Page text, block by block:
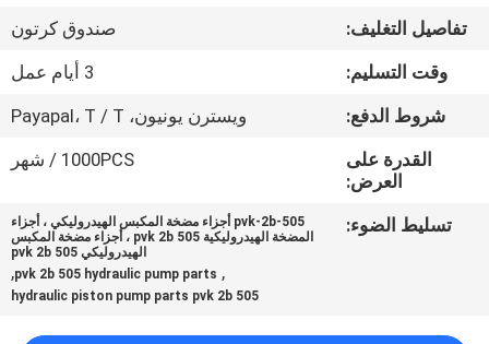
المعمل
الجودة
تفاصيل التغليف:
صندوق كرتون
وقت التسليم:
3 أيام عمل
شروط الدفع:
ويسترن يونيون، Payapal، T / T
القدرة على
العرض:
1000PCS / شهر
تسليط الضوء:
pvk-2b-505 أجزاء مضخة المكبس الهيدروليكي ، أجزاء
المضخة الهيدروليكية pvk 2b 505 ، أجزاء مضخة المكبس
الهيدروليكي pvk 2b 505
,
pvk 2b 505 hydraulic pump parts
,
hydraulic piston pump parts pvk 2b 505